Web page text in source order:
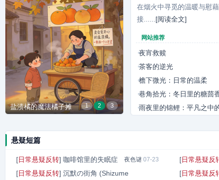
在烟火中寻觅的温暖与慰
接...... [阅读全文]
网站推荐
夜宵救赎
茶客的逆光
檐下微光：日常的温柔
巷角拾光：冬日里的糖茴
雨夜里的锦鲤：平凡之中
盐渍橘的魔法橘子摊 瓷釉色的星际漫游笔记
1 2 3
悬疑短篇
[日常悬疑反转] 咖啡馆里的失眠症 夜色谜 07-23
[日常悬疑反转] 沉默の街角 (Shizume
[日常悬疑反
[日常悬疑反